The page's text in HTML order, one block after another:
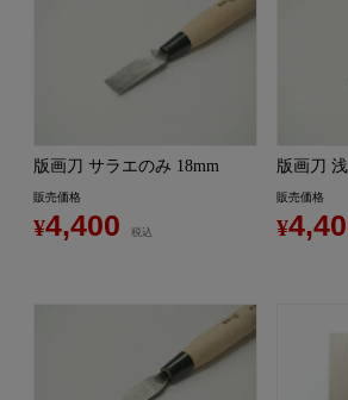
版画刀 サラエのみ 18mm
販売価格
¥4,400 税込
版画刀
販売価格
¥